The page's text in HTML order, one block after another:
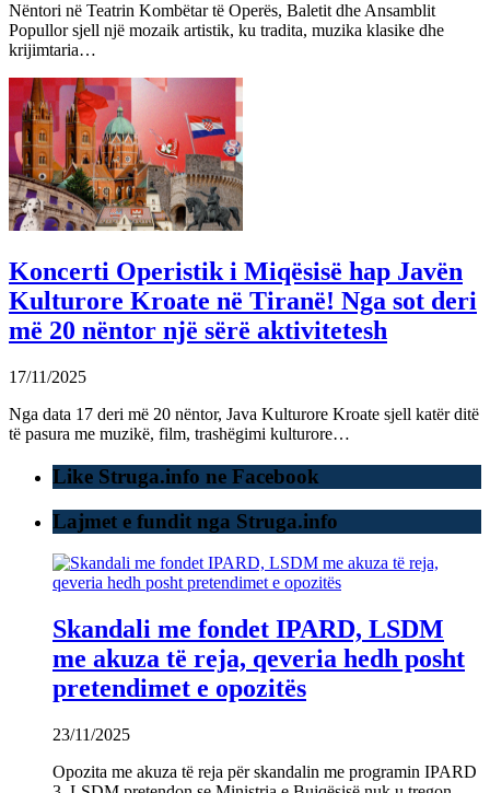
Nëntori në Teatrin Kombëtar të Operës, Baletit dhe Ansamblit
Popullor sjell një mozaik artistik, ku tradita, muzika klasike dhe
krijimtaria…
Koncerti Operistik i Miqësisë hap Javën
Kulturore Kroate në Tiranë! Nga sot deri
më 20 nëntor një sërë aktivitetesh
17/11/2025
Nga data 17 deri më 20 nëntor, Java Kulturore Kroate sjell katër ditë
të pasura me muzikë, film, trashëgimi kulturore…
Like Struga.info ne Facebook
Lajmet e fundit nga Struga.info
Skandali me fondet IPARD, LSDM
me akuza të reja, qeveria hedh posht
pretendimet e opozitës
23/11/2025
Opozita me akuza të reja për skandalin me programin IPARD